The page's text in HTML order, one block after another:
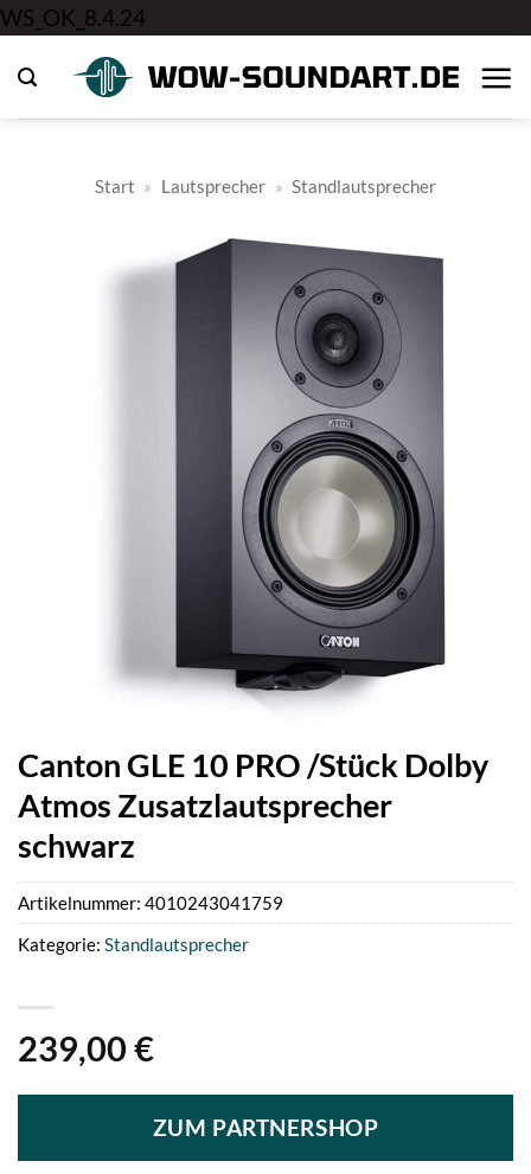
WS_OK_8.4.24
springen
Start » Lautsprecher » Standlautsprecher
Canton GLE 10 PRO /Stück Dolby
Atmos Zusatzlautsprecher
schwarz
239,00 €
ZUM PARTNERSHOP
Artikelnummer: 4010243041759
Kategorie: Standlautsprecher